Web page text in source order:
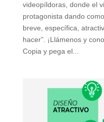
videopíldoras, donde el
protagonista dando
breve, específica,
hacer”. ¡Llámenos y
Copia y pega el...